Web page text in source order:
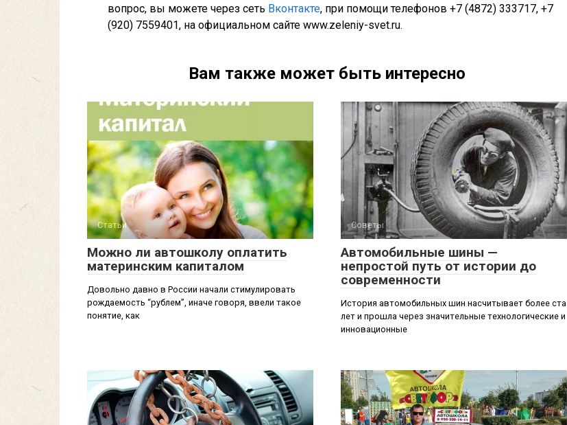
вопрос, вы можете через сеть Вконтакте, при помощи телефонов +7 (4872) 333717, +7
(920) 7559401, на официальном сайте www.zeleniy-svet.ru.
Вам также может быть интересно
Статьи
Можно ли автошколу оплатить
материнским капиталом
Довольно давно в России начали стимулировать
рождаемость “рублем”, иначе говоря, ввели такое
понятие, как
Советы
Автомобильные шины —
непростой путь от истории до
современности
История автомобильных шин насчитывает более ста
лет и прошла через значительные технологические и
инновационные